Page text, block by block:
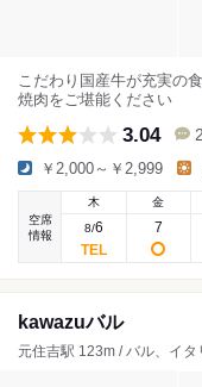
こだわり国産牛が充実の
焼肉をご堪能ください
3.04
￥2,000～￥2,999
空席
情報
木
8/6
金
7
kawazuバル
元住吉駅 123m / バル、イタ